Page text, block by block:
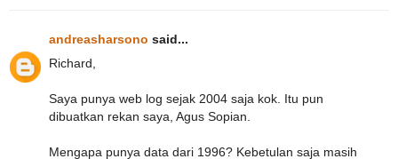
andreasharsono said...
Richard,
Saya punya web log sejak 2004 saja kok. Itu pun
dibuatkan rekan saya, Agus Sopian.
Mengapa punya data dari 1996? Kebetulan saja masih